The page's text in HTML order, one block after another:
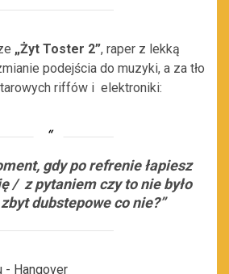
„Żyt Toster 2”, raper z lekką
podejścia do muzyki, a za tło
riffów i elektroniki:
gdy po refrenie łapiesz
/ z pytaniem czy to nie było
dubstepowe co nie?”